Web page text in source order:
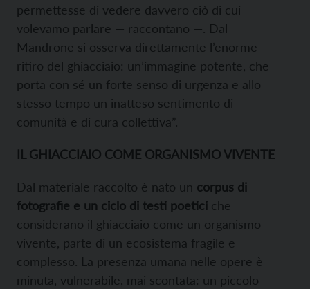
permettesse di vedere davvero ciò di cui
volevamo parlare — raccontano —. Dal
Mandrone si osserva direttamente l’enorme
ritiro del ghiacciaio: un’immagine potente, che
porta con sé un forte senso di urgenza e allo
stesso tempo un inatteso sentimento di
comunità e di cura collettiva”.
IL GHIACCIAIO COME ORGANISMO VIVENTE
Dal materiale raccolto è nato un corpus di
fotografie e un ciclo di testi poetici che
considerano il ghiacciaio come un organismo
vivente, parte di un ecosistema fragile e
complesso. La presenza umana nelle opere è
minuta, vulnerabile, mai scontata: un piccolo